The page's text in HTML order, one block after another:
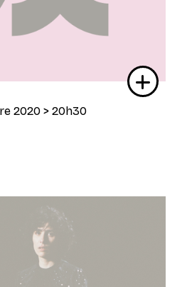
2020 > 20h30